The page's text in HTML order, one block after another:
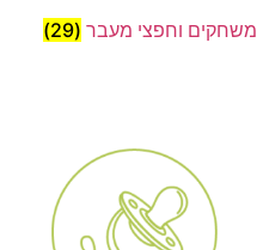
משחקים וחפצי מעבר (29)